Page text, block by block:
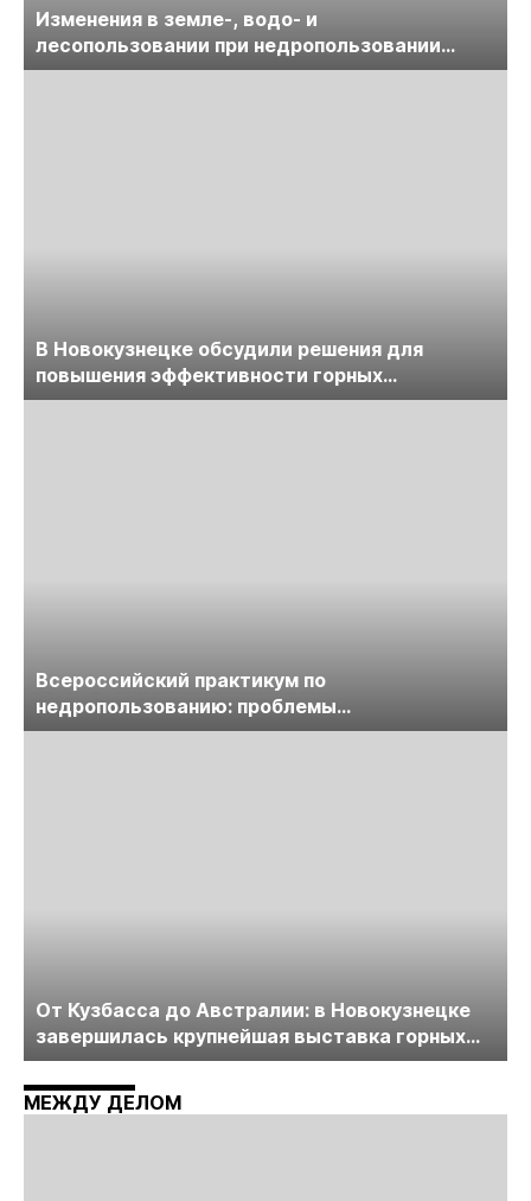
Изменения в земле-, водо- и
лесопользовании при недропользовании
обсудят на семинаре «ПравоТЭК»
В Новокузнецке обсудили решения для
повышения эффективности горных
предприятий
Всероссийский практикум по
недропользованию: проблемы
лицензирования, цифровизации, экспертизы
От Кузбасса до Австралии: в Новокузнецке
завершилась крупнейшая выставка горных
технологий «Недра России. Уголь России и
Майнинг»
МЕЖДУ ДЕЛОМ